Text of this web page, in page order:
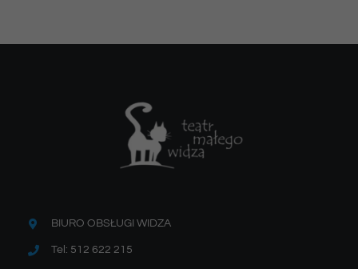
BIURO OBSŁUGI WIDZA
Tel: 512 622 215